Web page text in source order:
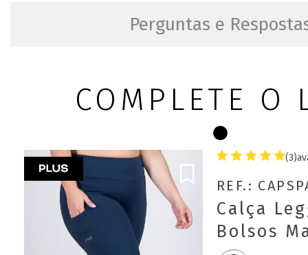
Perguntas e
COMPLETE O
(3)
REF.:
Calça
Bolsos